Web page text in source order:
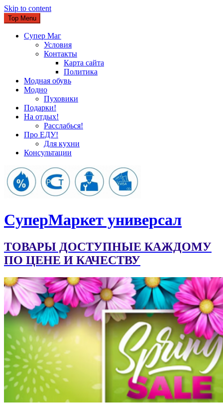
Skip to content
Top Menu
Супер Маг
Условия
Контакты
Карта сайта
Политика
Модная обувь
Модно
Пуховики
Подарки!
На отдых!
Расслабься!
Про ЕДУ!
Для кухни
Консультации
CуперМаркет универсал
ТОВАРЫ ДОСТУПНЫЕ КАЖДОМУ
ПО ЦЕНЕ И КАЧЕСТВУ